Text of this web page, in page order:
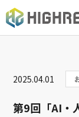
2025.04.01
第9回「AI・